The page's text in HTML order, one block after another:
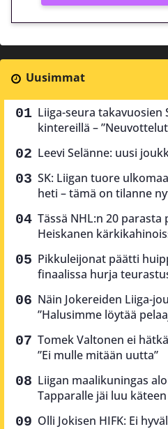
Uusimmat
Liiga-seura takavuosien
kintereillä –
Leevi Selänne: uusi
SK: Liigan tuore
heti – tämä on tilanne
Tässä NHL:n 20
Heiskanen
Pikkuleijonat päätti
finaalissa hurja
Näin Jokereiden Liiga-
”Halusimme löytää
Tomek Valtonen ei
”Ei mulle mitään uutta”
Liigan maalikuningas
Tapparalle jäi luu
Olli Jokisen HIFK: Ei